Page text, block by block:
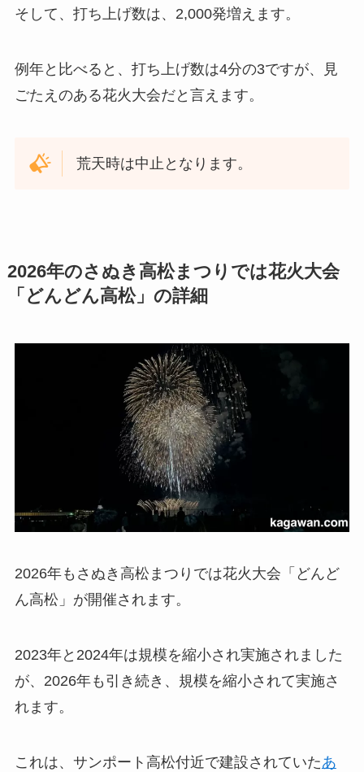
そして、打ち上げ数は、2,000発増えます。
例年と比べると、打ち上げ数は4分の3ですが、見
ごたえのある花火大会だと言えます。
荒天時は中止となります。
2026年のさぬき高松まつりでは花火大会
「どんどん高松」の詳細
2026年もさぬき高松まつりでは花火大会「どんど
ん高松」が開催されます。
2023年と2024年は規模を縮小され実施されました
が、2026年も引き続き、規模を縮小されて実施さ
れます。
これは、サンポート高松付近で建設されていたあ